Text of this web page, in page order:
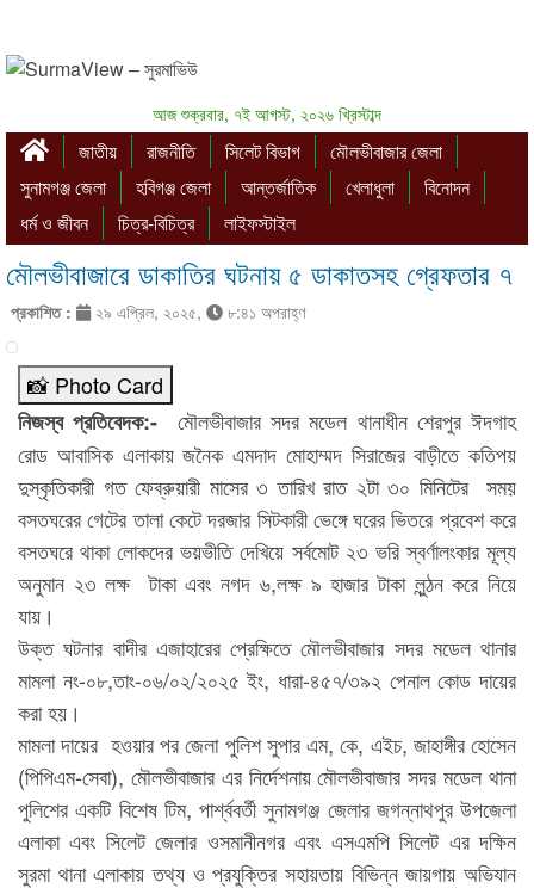
আজ শুক্রবার, ৭ই আগস্ট, ২০২৬ খ্রিস্টাব্দ
জাতীয় রাজনীতি সিলেট বিভাগ
মৌলভীবাজার জেলা
সুনামগঞ্জ জেলা
হবিগঞ্জ জেলা আন্তর্জাতিক খেলাধুলা
বিনোদন
ধর্ম ও জীবন
চিত্র-বিচিত্র লাইফস্টাইল
মৌলভীবাজারে ডাকাতির ঘটনায় ৫ ডাকাতসহ গ্রেফতার ৭
প্রকাশিত : ২৯ এপ্রিল, ২০২৫, ৮:৪১ অপরাহ্ণ
📸 Photo Card
নিজস্ব প্রতিবেদক:-
মৌলভীবাজার সদর মডেল থানাধীন শেরপুর ঈদগাহ
রোড আবাসিক এলাকায় জনৈক এমদাদ মোহাম্মদ সিরাজের বাড়ীতে কতিপয়
দুস্কৃতিকারী গত ফেব্রুয়ারী মাসের ৩ তারিখ রাত ২টা ৩০ মিনিটের সময়
বসতঘরের গেটের তালা কেটে দরজার সিটকারী ভেঙ্গে ঘরের ভিতরে প্রবেশ করে
বসতঘরে থাকা লোকদের ভয়ভীতি দেখিয়ে সর্বমোট ২৩ ভরি স্বর্ণালংকার মূল্য
অনুমান ২৩ লক্ষ টাকা এবং নগদ ৬,লক্ষ ৯ হাজার টাকা লুন্ঠন করে নিয়ে
যায়।
উক্ত ঘটনার বাদীর এজাহারের প্রেক্ষিতে মৌলভীবাজার সদর মডেল থানার
মামলা নং-০৮,তাং-০৬/০২/২০২৫ ইং, ধারা-৪৫৭/৩৯২ পেনাল কোড দায়ের
করা হয়।
মামলা দায়ের হওয়ার পর জেলা পুলিশ সুপার এম, কে, এইচ, জাহাঙ্গীর হোসেন
(পিপিএম-সেবা), মৌলভীবাজার এর নির্দেশনায় মৌলভীবাজার সদর মডেল থানা
পুলিশের একটি বিশেষ টিম, পার্শ্ববর্তী সুনামগঞ্জ জেলার জগন্নাথপুর উপজেলা
এলাকা এবং সিলেট জেলার ওসমানীনগর এবং এসএমপি সিলেট এর দক্ষিন
সুরমা থানা এলাকায় তথ্য ও প্রযুক্তির সহায়তায় বিভিন্ন জায়গায় অভিযান